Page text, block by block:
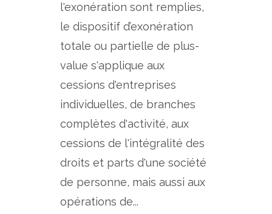
l'exonération sont remplies,
le dispositif d’exonération
totale ou partielle de plus-
value s'applique aux
cessions d'entreprises
individuelles, de branches
complètes d'activité, aux
cessions de l'intégralité des
droits et parts d'une société
de personne, mais aussi aux
opérations de...